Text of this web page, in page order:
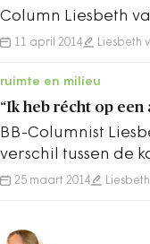
Column Liesbeth
11 april 2014 Liesbeth
ruimte en milieu
“Ik heb récht op een
BB-Columnist
verschil tussen de
erfgrens
25 maart 2014